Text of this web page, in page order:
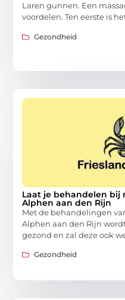
Laren gunnen. Een
voordelen. Ten eerste is
Gezondheid
Laat je behandelen bij
Alphen aan den Rijn
Met de behandelingen
Alphen aan den Rijn
gezond en zal deze ook
Gezondheid